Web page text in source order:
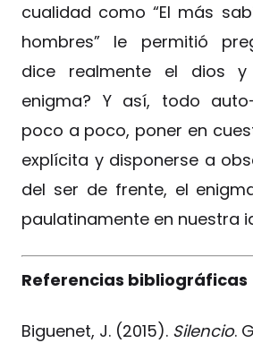
cualidad como “El más
hombres” le permitió
dice realmente el dios
enigma? Y así, todo
poco a poco, poner en
explícita y disponerse a
del ser de frente, el
paulatinamente en nuestra
Referencias bibliográficas
Biguenet, J. (2015). Silencio.